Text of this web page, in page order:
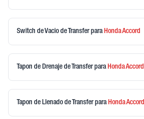
Switch de Vacio de Transferpara HondaAccord
Tapon de Drenaje de Transferpara HondaAccord
Tapon de Llenado de Transferpara HondaAccord